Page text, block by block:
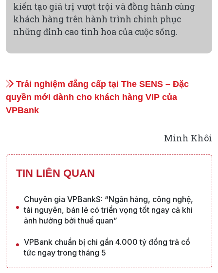
kiến tạo giá trị vượt trội và đồng hành cùng
khách hàng trên hành trình chinh phục
những đỉnh cao tinh hoa của cuộc sống.
Trải nghiệm đẳng cấp tại The SENS – Đặc
quyền mới dành cho khách hàng VIP của
VPBank
Minh Khôi
TIN LIÊN QUAN
Chuyên gia VPBankS: “Ngân hàng, công nghệ,
tài nguyên, bán lẻ có triển vọng tốt ngay cả khi
ảnh hưởng bởi thuế quan”
VPBank chuẩn bị chi gần 4.000 tỷ đồng trả cổ
tức ngay trong tháng 5